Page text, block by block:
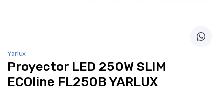
Yarlux
Proyector LED 250W SLIM
ECOline FL250B YARLUX